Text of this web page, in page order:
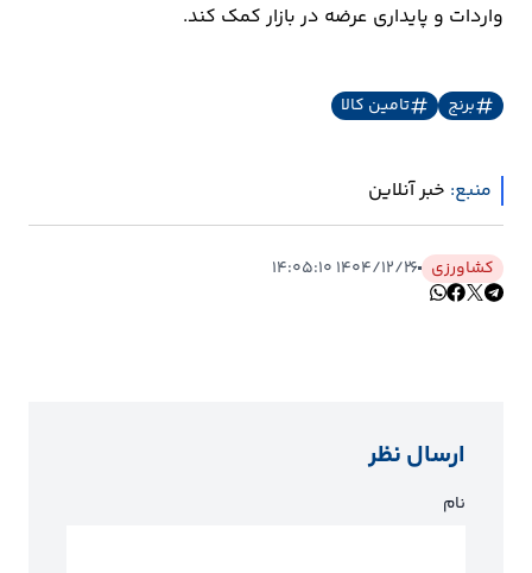
واردات و پایداری عرضه در بازار کمک کند.
برنج تامین کالا
منبع: خبر آنلاین
کشاورزی ۱۴۰۴/۱۲/۲۶ ۱۴:۰۵:۱۰
ارسال نظر
نام